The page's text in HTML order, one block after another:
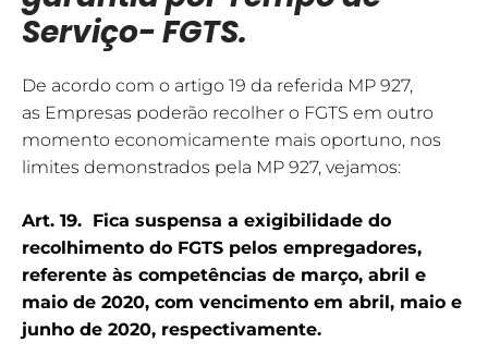
Serviço- FGTS.
De acordo com o artigo 19 da referida MP 927,
as Empresas poderão recolher o FGTS em outro
momento economicamente mais oportuno, nos
limites demonstrados pela MP 927, vejamos:
Art. 19. Fica suspensa a exigibilidade do
recolhimento do FGTS pelos empregadores,
referente às competências de março, abril e
maio de 2020, com vencimento em abril, maio e
junho de 2020, respectivamente.